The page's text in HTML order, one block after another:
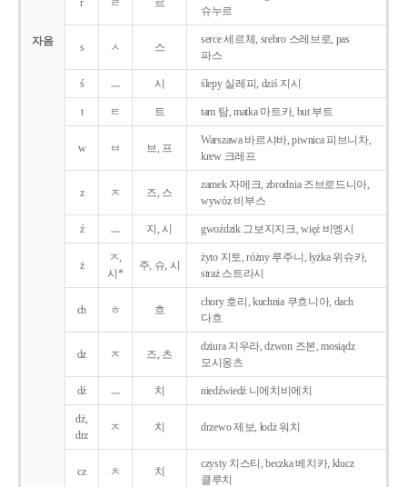
자음
r ㄹ 르
슈누르
s ㅅ 스
serce 세르체, srebro 스레브로, pas
파스
ś ㅡ 시 ślepy 실레피, dziś 지시
t ㅌ 트 tam 탐, matka 마트카, but 부트
w ㅂ 브, 프
Warszawa 바르샤바, piwnica 피브니차,
krew 크레프
z ㅈ 즈, 스
zamek 자메크, zbrodnia 즈브로드니아,
wywóz 비부스
ź ㅡ 지, 시 gwoździk 그보지지크, więź 비엥시
ż
ㅈ,
시*
주, 슈, 시
żyto 지토, różny 루주니, łyżka 위슈카,
straż 스트라시
ch ㅎ 흐
chory 호리, kuchnia 쿠흐니아, dach
다흐
dz ㅈ 즈, 츠
dziura 지우라, dzwon 즈본, mosiądz
모시옹츠
dź ㅡ 치 niedźwiedź 니에치비에치
dż,
drz
ㅈ 치 drzewo 제보, łodż 워치
cz ㅊ 치
czysty 치스티, beczka 베치카, klucz
클루치